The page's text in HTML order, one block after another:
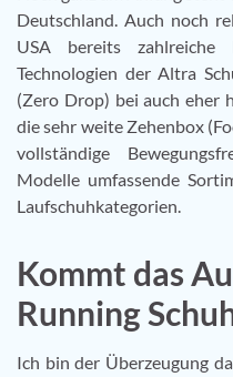
Deutschland. Auch noch
USA bereits zahlreiche
Technologien der Altra
(Zero Drop) bei auch eher
die sehr weite Zehenbox
vollständige
Modelle umfassende
Laufschuhkategorien.
Kommt das
Running
Ich bin der Überzeugung